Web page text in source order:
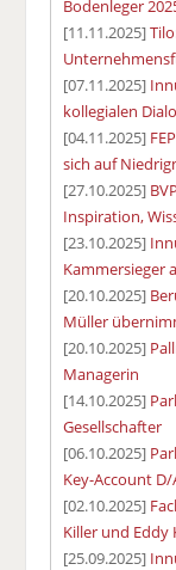
Bodenleger
[11.11.2025]
[07.11.2025]
kollegialen
[04.11.2025]
sich auf
[27.10.2025]
Inspiration,
[23.10.2025]
Kammersieger
[20.10.2025]
Müller
[20.10.2025]
Managerin
[14.10.2025]
Gesellschafter
[06.10.2025]
Key-Account D/
[02.10.2025]
Killer und
[25.09.2025]